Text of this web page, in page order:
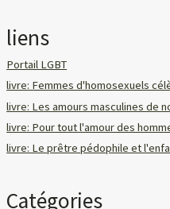
liens
Portail LGBT
livre: Femmes d'homosexuels
livre: Les amours masculines de
livre: Pour tout l'amour des
livre: Le prêtre pédophile et
Catégories